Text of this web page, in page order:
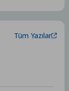
Tüm Yazılar